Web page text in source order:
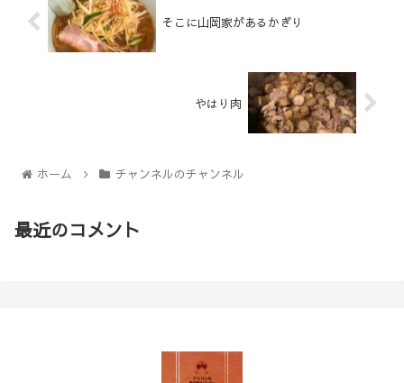
そこに山岡家があるかぎり
やはり肉
ホーム チャンネルのチャンネル
最近のコメント